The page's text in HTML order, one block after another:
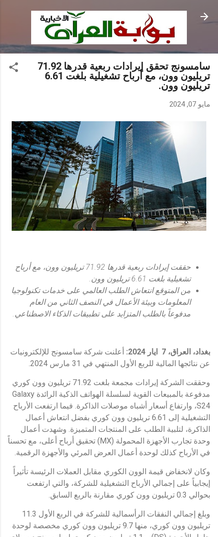
التخطي إلى المحتوى الرئيسي
سامسونج تحقق إيرادات ربعية قدرها 71.92
تريليون وون، مع أرباح تشغيلية بلغت 6.61
تريليون وون.
مايو 07, 2024
حققت
إيرادات ربعية قدرها 71.92 تريليون وون، مع أرباح
تشغيلية بلغت 6.61 تريليون وون
.
من المتوقع انتعاش الطلب العالمي على خدمات تكنولوجيا
المعلومات وبيئة الأعمال في النصف الثاني من العام
مدفوعاً بالطلب المتزايد على تطبيقات الذكاء الاصطناعي.
بغداد، العراق، 7 ايار
أعلنت شركة سامسونج للإلكترونيات
عن نتائجها المالية للربع الأول المنتهي في 31 مارس 2024.
وحققت الشركة إيرادات مجمعة بلغت 71.92 تريليون وون كوري
مدفوعة بالمبيعات القوية لسلسلة الهواتف الذكية الرائدة Galaxy
S24، وارتفاع أسعار أشباه موصلات الذاكرة. فيما ارتفعت الأرباح
التشغيلية إلى 6.61 تريليون وون كوري بفضل انتعاش أعمال
الذاكرة، لتلبية الطلب على المنتجات المتميزة. وشهدت أعمال
وحدة تجارب الأجهزة المحمولة (MX) تحقيق أرباح أعلى، مع تحسناً
في الأرباح كذلك لوحدة أعمال العرض المرئي والأجهزة الرقمية.
وكان لانخفاض قيمة الوون الكوري مقابل العملات الرئيسة تأثيراً
إيجابياً على إجمالي الأرباح التشغيلية للشركة، والتي ارتفعت
بحوالي 0.3 تريليون وون كوري مقارنة بالربع السابق.
وبلغ إجمالي النفقات الرأسمالية للشركة في الربع الأول 11.3
تريليون وون كوري، منها 9.7 تريليون وون كوري مخصصة لوحدة